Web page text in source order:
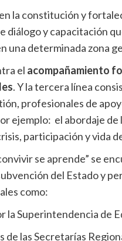
la constitución y
diálogo y capacitación
una determinada zona
el acompañamiento
. Y la tercera línea
profesionales de
ejemplo: el abordaje
participación y vida
se aprende” se
del Estado y
como:
Superintendencia de
las Secretarías